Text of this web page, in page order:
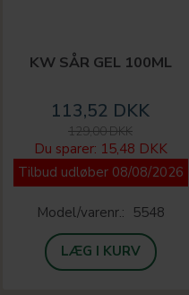
KW SÅR GEL 100ML
113,52 DKK
129,00 DKK
Du sparer: 15,48 DKK
Tilbud udløber 08/08/2026
Model/varenr.: 5548
LÆG I KURV